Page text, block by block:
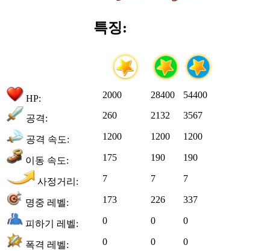
특징:
HP: 2000 28400 54400
공격: 260 2132 3567
공격 속도: 1200 1200 1200
이동 속도: 175 190 190
사정거리: 7 7 7
명중 레벨: 173 226 337
피하기 레벨: 0 0 0
폭격 레벨: 0 0 0